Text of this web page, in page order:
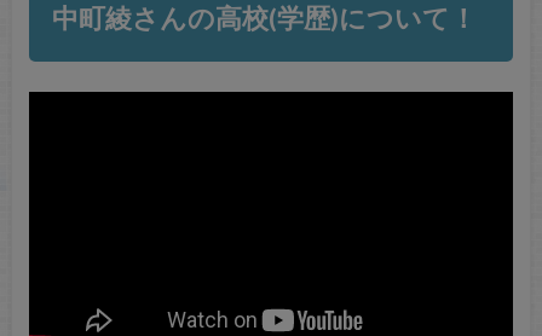
中町綾さんの高校(学歴)について！